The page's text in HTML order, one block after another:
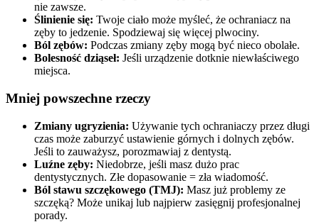
nie zawsze.
Ślinienie się: Twoje ciało może myśleć, że ochraniacz na
zęby to jedzenie. Spodziewaj się więcej plwociny.
Ból zębów: Podczas zmiany zęby mogą być nieco obolałe.
Bolesność dziąseł: Jeśli urządzenie dotknie niewłaściwego
miejsca.
Mniej powszechne rzeczy
Zmiany ugryzienia: Używanie tych ochraniaczy przez długi
czas może zaburzyć ustawienie górnych i dolnych zębów.
Jeśli to zauważysz, porozmawiaj z dentystą.
Luźne zęby: Niedobrze, jeśli masz dużo prac
dentystycznych. Złe dopasowanie = zła wiadomość.
Ból stawu szczękowego (TMJ): Masz już problemy ze
szczęką? Może unikaj lub najpierw zasięgnij profesjonalnej
porady.